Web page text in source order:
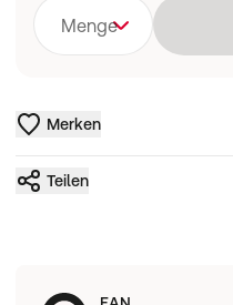
Menge
Merken
Teilen